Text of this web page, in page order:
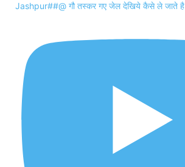
Jashpur##@ गौ तस्कर गए जेल देखिये कैसे ले जाते है